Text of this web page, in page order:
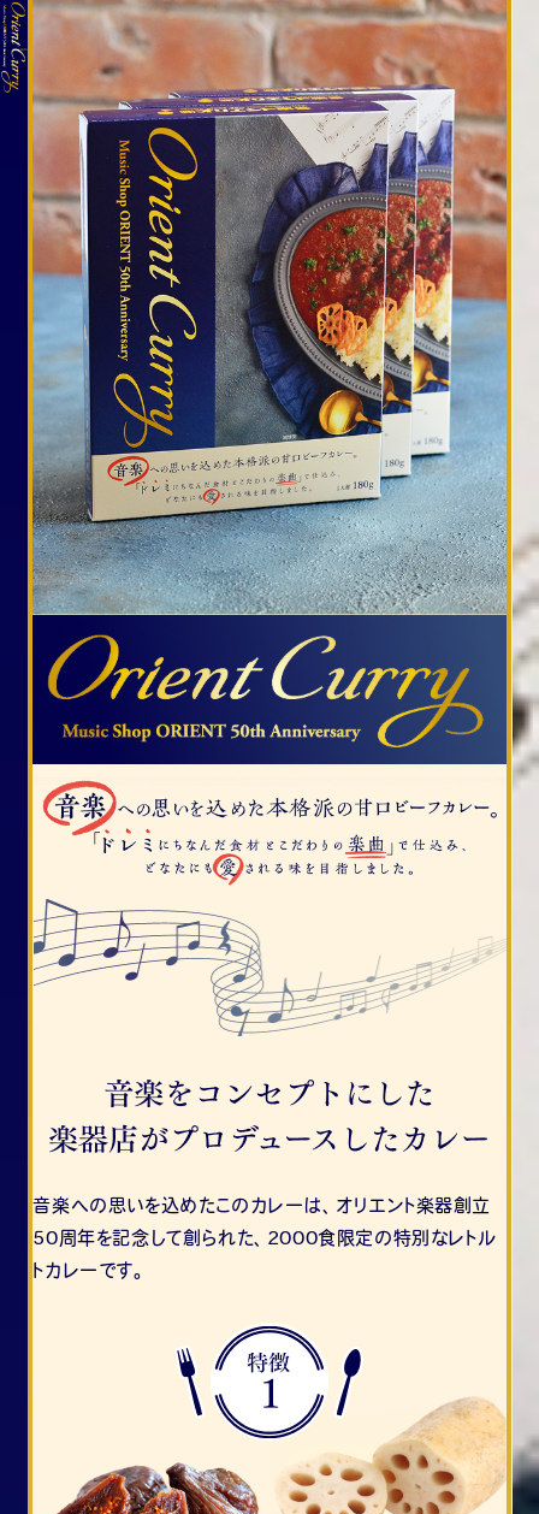
音楽への思いを込めたこのカレーは、オリエント楽器創立
50周年を記念して創られた、2000食限定の特別なレトル
トカレーです。